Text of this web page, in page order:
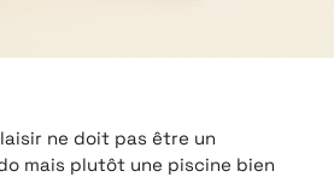
ne doit pas être un
mais plutôt une piscine bien